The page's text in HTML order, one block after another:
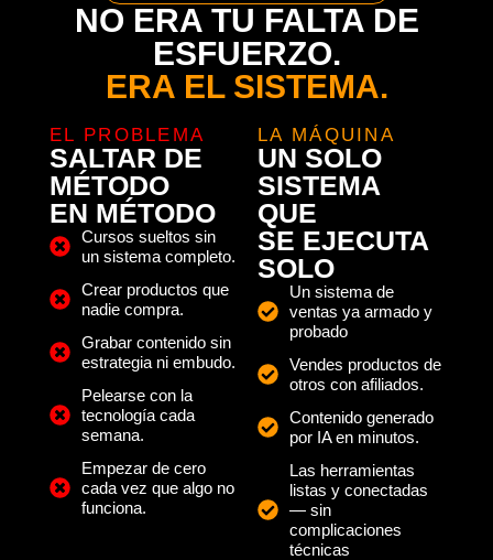
NO ERA TU FALTA DE
ESFUERZO.
ERA EL SISTEMA.
EL PROBLEMA
SALTAR DE
MÉTODO
EN MÉTODO
Cursos sueltos sin
un sistema completo.
Crear productos que
nadie compra.
Grabar contenido sin
estrategia ni embudo.
Pelearse con la
tecnología cada
semana.
Empezar de cero
cada vez que algo no
funciona.
LA MÁQUINA
UN SOLO
SISTEMA
QUE
SE EJECUTA
SOLO
Un sistema de
ventas ya armado y
probado
Vendes productos de
otros con afiliados.
Contenido generado
por IA en minutos.
Las herramientas
listas y conectadas
— sin
complicaciones
técnicas